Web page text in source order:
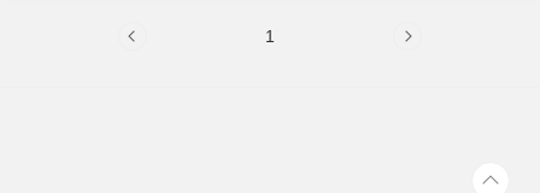
용 비교표 아래의 내용은 정책 문서에 따라 작
1